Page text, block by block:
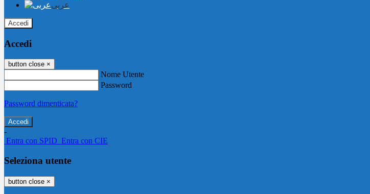
عربى
Accedi
Accedi
button close ×
Nome Utente
Password
Password dimenticata?
-
Entra con SPID Entra con CIE
Seleziona utente
button close ×